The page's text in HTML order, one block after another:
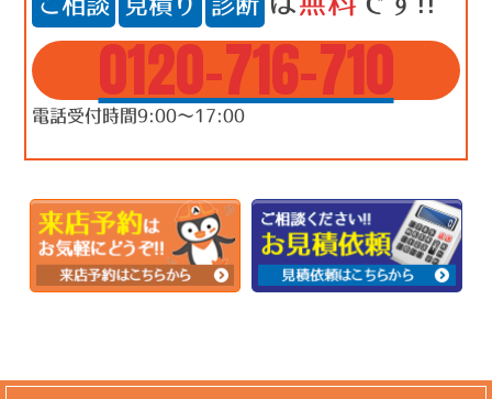
0120-716-710
電話受付時間9:00～17:00